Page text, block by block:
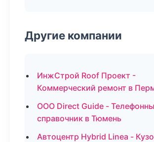
Другие компании
ИнжСтрой Roof Проект -
Коммерческий ремонт в
ООО Direct Guide -
справочник в Тюмень
Автоцентр Hybrid Linea -